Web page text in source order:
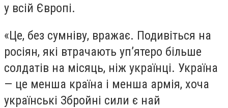
у всій Європі.
«Це, без сумніву, вражає. Подивіться на
росіян, які втрачають уп’ятеро більше
солдатів на місяць, ніж українці. Україна
— це менша країна і менша армія, хоча
українські Збройні сили є най